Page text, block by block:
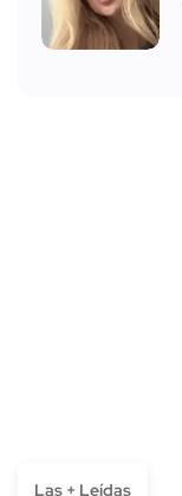
Las + Leídas